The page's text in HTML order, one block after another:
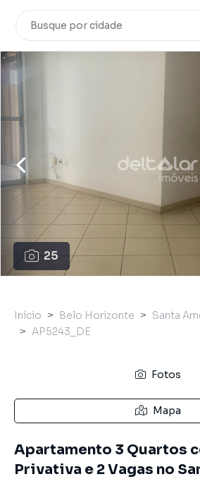
25
Início Belo Horizonte Santa
AP5243_DE
Fotos
Mapa
Apartamento 3 Quartos
Privativa e 2 Vagas no